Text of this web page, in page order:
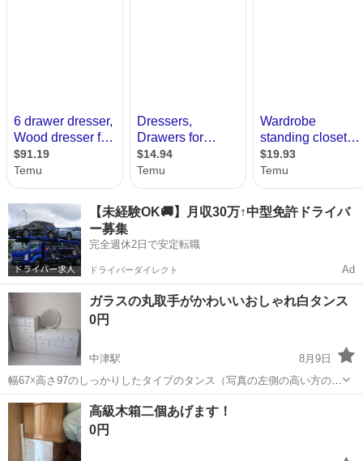
【未経験OK🚚】月収30万↑中型免許ドライバ
ー募集
完全週休2日で安定転職
ドライバーダイレクト Ad
ガラスの丸取手がかわいいおしゃれ白タンス
0円
中津駅
8月9日
幅67☓高さ97のしっかりしたタイプのタンス（写真の左側の高い方のタ
ンスになります） ガラスの丸取手がとても可愛くて両方で購入しまし
た。 引っ越しの際に2か所取手の丸ガラスがとれてますが、使用に問
題はなく使っていました。...
大分 中津市 中津駅 収納家具
高級木箱二個あげます！
0円